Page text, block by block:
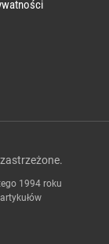
1994 roku